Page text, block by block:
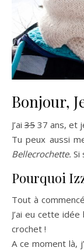
Bonjour,
J’ai 35 37 ans, et
Tu peux aussi
Bellecrochette. Si
Pourquoi
Tout à
J’ai eu cette
crochet !
A ce moment là,